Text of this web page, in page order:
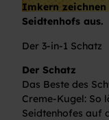
© 033023004358, Unbekannt
Imkern zeichnen
Seidtenhofs aus.
Der 3-in-1 Schatz
Der Schatz
Das Beste des
Creme-Kugel: So
Seidtenhofes auf